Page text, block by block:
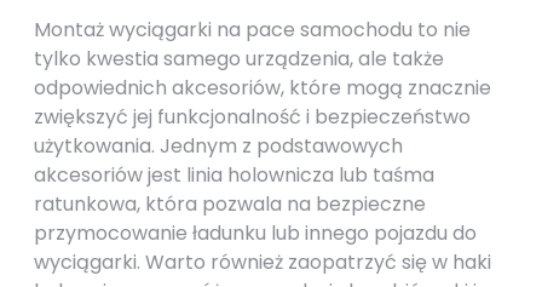
Montaż wyciągarki na pace samochodu to nie
tylko kwestia samego urządzenia, ale także
odpowiednich akcesoriów, które mogą znacznie
zwiększyć jej funkcjonalność i bezpieczeństwo
użytkowania. Jednym z podstawowych
akcesoriów jest linia holownicza lub taśma
ratunkowa, która pozwala na bezpieczne
przymocowanie ładunku lub innego pojazdu do
wyciągarki. Warto również zaopatrzyć się w haki